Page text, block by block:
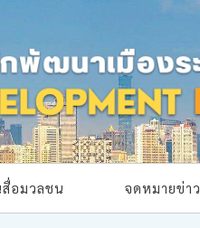
สื่อมวลชน จดหมายข่าว